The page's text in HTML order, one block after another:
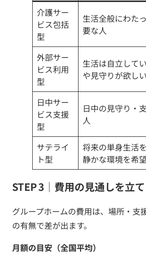
介護サー
ビス包括
型
生活全般にわた
要な人
外部サー
ビス利用
型
生活は自立して
や見守りが欲し
日中サー
ビス支援
型
日中の見守り・
人
サテライ
ト型
将来の単身生活
静かな環境を希
STEP 3｜費用の見通しを立
グループホームの費用は、場所・支
の有無で差が出ます。
月額の目安（全国平均）